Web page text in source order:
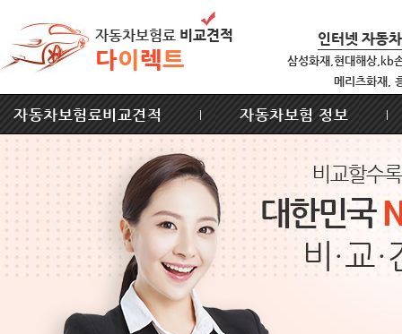
자동차보험료 비교견적
다이 렉트
인터넷 자동
삼성화재,현대해상,kb
메리츠화재,
자동차보험료비교견적 자동차보험 정보 |